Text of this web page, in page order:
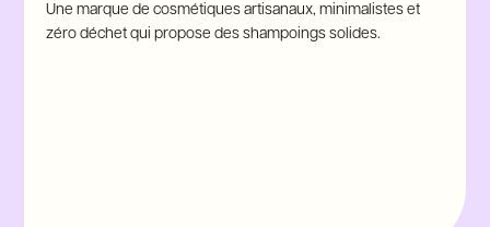
Une marque de cosmétiques artisanaux, minimalistes et
zéro déchet qui propose des shampoings solides.